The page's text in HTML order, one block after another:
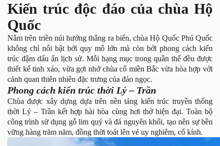
Kiến trúc độc đáo của chùa Hộ
Quốc
Nằm trên triền núi hướng thẳng ra biển, chùa Hộ Quốc Phú Quốc
không chỉ nổi bật bởi quy mô lớn mà còn bởi phong cách kiến
trúc đậm dấu ấn lịch sử. Mỗi hạng mục trong quần thể đều được
thiết kế tinh xảo, vừa gợi nhớ chùa cổ miền Bắc vừa hòa hợp với
cảnh quan thiên nhiên đặc trưng của đảo ngọc.
Phong cách kiến trúc thời Lý – Trần
Chùa được xây dựng dựa trên nền tảng kiến trúc truyền thống
thời Lý – Trần kết hợp hài hòa cùng hơi thở hiện đại. Toàn bộ
công trình sử dụng gỗ lim quý và đá nguyên khối, tạo nên sự bền
vững hàng trăm năm, đồng thời toát lên vẻ uy nghiêm, cổ kính.